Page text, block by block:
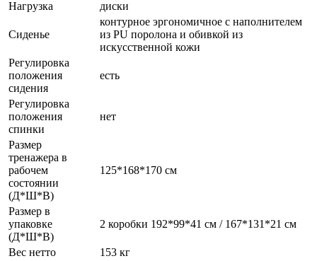
Нагрузка диски
Сиденье
контурное эргономичное с наполнителем
из PU поролона и обивкой из
искусственной кожи
Регулировка
положения
сидения
есть
Регулировка
положения
спинки
нет
Размер
тренажера в
рабочем
состоянии
(Д*Ш*В)
125*168*170 см
Размер в
упаковке
(Д*Ш*В)
2 коробки 192*99*41 см / 167*131*21 см
Вес нетто
153 кг